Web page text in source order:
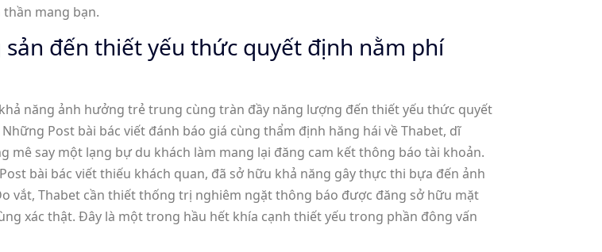
mang bạn.
đến thiết yếu thức quyết định nằm phí
năng ảnh hưởng trẻ trung cùng tràn đầy năng lượng đến thiết yếu thức quyết
Post bài bác viết đánh báo giá cùng thẩm định hăng hái về Thabet, dĩ
mê say một lạng bự du khách làm mang lại đăng cam kết thông báo tài khoản.
bài bác viết thiếu khách quan, đã sở hữu khả năng gây thực thi bựa đến ảnh
vắt, Thabet cần thiết thống trị nghiêm ngặt thông báo được đăng sở hữu mặt
xác thật. Đây là một trong hầu hết khía cạnh thiết yếu trong phần đông vấn